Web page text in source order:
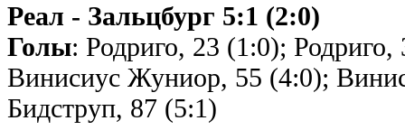
Реал - Зальцбург 5:1 (2:0)
Голы: Родриго, 23 (1:0);
Винисиус Жуниор, 55 (4:0);
Бидструп, 87 (5:1)